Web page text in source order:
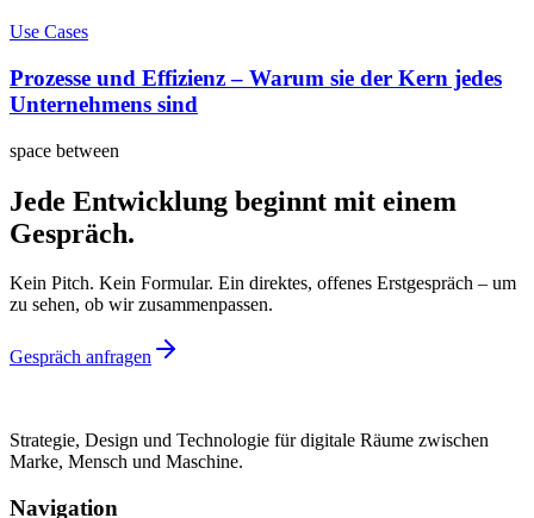
Use Cases
Prozesse und Effizienz – Warum sie der Kern jedes
Unternehmens sind
space between
Jede Entwicklung beginnt mit einem
Gespräch.
Kein Pitch. Kein Formular. Ein direktes, offenes Erstgespräch – um
zu sehen, ob wir zusammenpassen.
Gespräch anfragen
Strategie, Design und Technologie für digitale Räume zwischen
Marke, Mensch und Maschine.
Navigation